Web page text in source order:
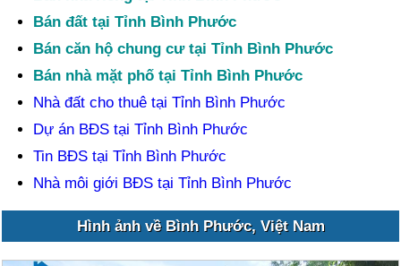
Bán đất tại Tỉnh Bình Phước
Bán căn hộ chung cư tại Tỉnh Bình Phước
Bán nhà mặt phố tại Tỉnh Bình Phước
Nhà đất cho thuê tại Tỉnh Bình Phước
Dự án BĐS tại Tỉnh Bình Phước
Tin BĐS tại Tỉnh Bình Phước
Nhà môi giới BĐS tại Tỉnh Bình Phước
Hình ảnh về Bình Phước, Việt Nam